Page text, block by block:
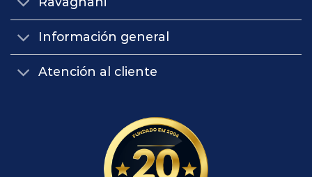
Información general
Atención al cliente